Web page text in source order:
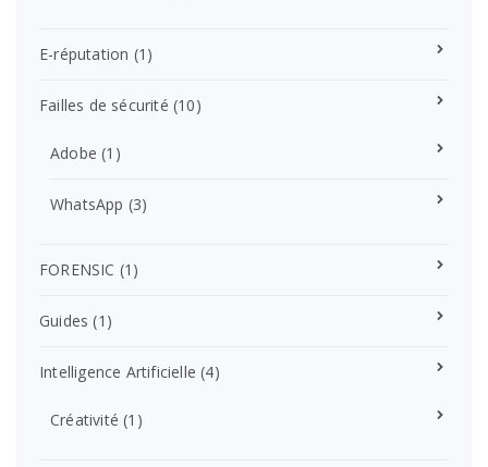
E-réputation (1)
Failles de sécurité (10)
Adobe (1)
WhatsApp (3)
FORENSIC (1)
Guides (1)
Intelligence Artificielle (4)
Créativité (1)